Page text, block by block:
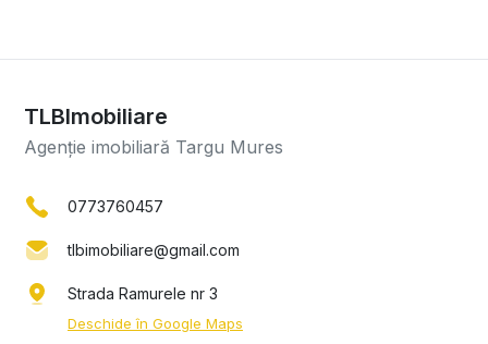
TLBImobiliare
Agenție imobiliară Targu Mures
0773760457
tlbimobiliare@gmail.com
Strada Ramurele nr 3
Deschide în Google Maps